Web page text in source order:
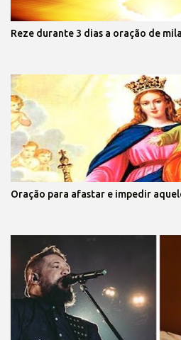
Reze durante 3 dias a oração de
Oração para afastar e impedir